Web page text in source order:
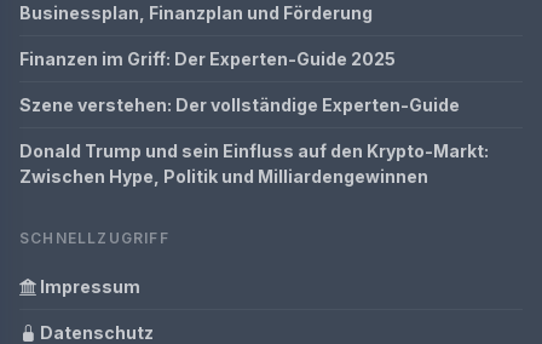
Businessplan, Finanzplan und Förderung
Finanzen im Griff: Der Experten-Guide 2025
Szene verstehen: Der vollständige Experten-Guide
Donald Trump und sein Einfluss auf den Krypto-Markt:
Zwischen Hype, Politik und Milliardengewinnen
SCHNELLZUGRIFF
Impressum
Datenschutz